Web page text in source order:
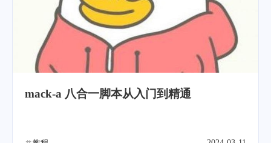
mack-a 八合一脚本从入门到精通